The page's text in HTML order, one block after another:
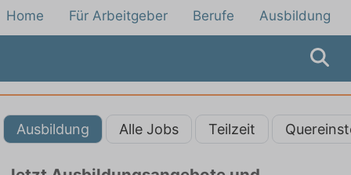
Home Für Arbeitgeber Berufe Ausbildung
Ausbildung Alle Jobs Teilzeit